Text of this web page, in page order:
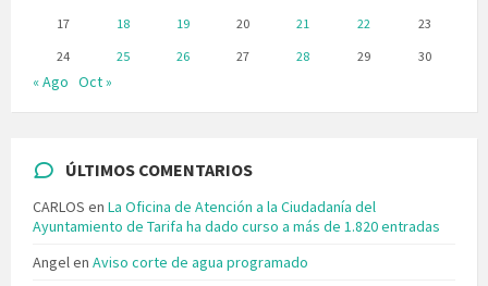
17
18 19 20 21 22
23
24
25 26 27 28 29 30
« Ago Oct »
ÚLTIMOS COMENTARIOS
CARLOS en La Oficina de Atención a la Ciudadanía del
Ayuntamiento de Tarifa ha dado curso a más de 1.820 entradas
Angelen Aviso corte de agua programado